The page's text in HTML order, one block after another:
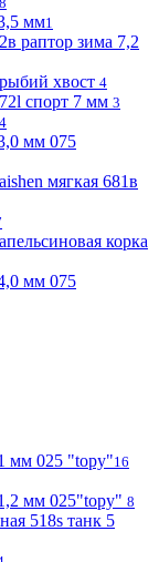
мм1
раптор зима 7,2
хвост 4
спорт 7 мм 3
4
мм 075
мягкая 681в
корка
мм 075
мм 025 "topy"16
мм 025"topy" 8
518s танк 5